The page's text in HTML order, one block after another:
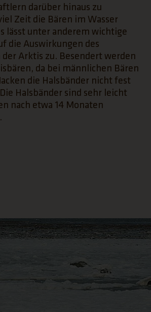
darüber hinaus zu
Zeit die Bären im Wasser
lässt unter anderem wichtige
die Auswirkungen des
der Arktis zu. Besendert werden
da bei männlichen Bären
die Halsbänder nicht fest
Halsbänder sind sehr leicht
nach etwa 14 Monaten